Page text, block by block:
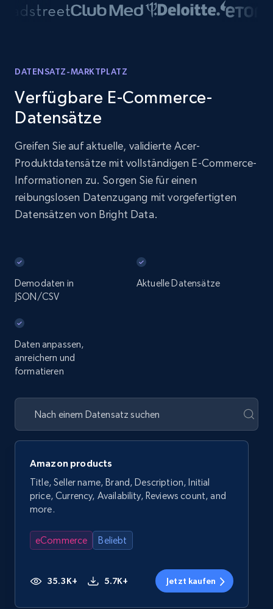
DATENSATZ-MARKTPLATZ
Verfügbare E-Commerce-
Datensätze
Greifen Sie auf aktuelle, validierte Acer-
Produktdatensätze mit vollständigen E-Commerce-
Informationen zu. Sorgen Sie für einen
reibungslosen Datenzugang mit vorgefertigten
Datensätzen von Bright Data.
Demodaten in
JSON/CSV
Aktuelle Datensätze
Daten anpassen,
anreichern und
formatieren
Amazon products
Title, Seller name, Brand, Description, Initial
price, Currency, Availability, Reviews count, and
more.
eCommerce Beliebt
35.3K+ 5.7K+ Jetzt kaufen